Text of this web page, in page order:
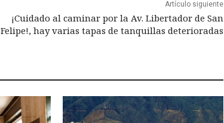
Artículo siguiente
¡Cuidado al caminar por la Av. Libertador de San
Felipe!, hay varias tapas de tanquillas deterioradas